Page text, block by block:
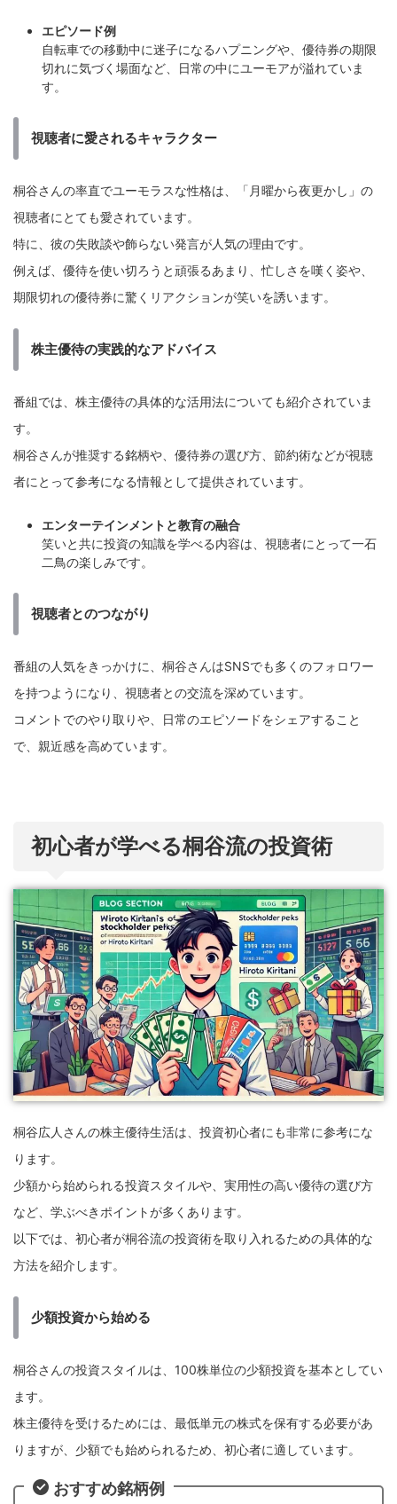
エピソード例
自転車での移動中に迷子になるハプニングや、優待券の期限
切れに気づく場面など、日常の中にユーモアが溢れていま
す。
視聴者に愛されるキャラクター
桐谷さんの率直でユーモラスな性格は、「月曜から夜更かし」の
視聴者にとても愛されています。
特に、彼の失敗談や飾らない発言が人気の理由です。
例えば、優待を使い切ろうと頑張るあまり、忙しさを嘆く姿や、
期限切れの優待券に驚くリアクションが笑いを誘います。
株主優待の実践的なアドバイス
番組では、株主優待の具体的な活用法についても紹介されていま
す。
桐谷さんが推奨する銘柄や、優待券の選び方、節約術などが視聴
者にとって参考になる情報として提供されています。
エンターテインメントと教育の融合
笑いと共に投資の知識を学べる内容は、視聴者にとって一石
二鳥の楽しみです。
視聴者とのつながり
番組の人気をきっかけに、桐谷さんはSNSでも多くのフォロワー
を持つようになり、視聴者との交流を深めています。
コメントでのやり取りや、日常のエピソードをシェアすること
で、親近感を高めています。
初心者が学べる桐谷流の投資術
桐谷広人さんの株主優待生活は、投資初心者にも非常に参考にな
ります。
少額から始められる投資スタイルや、実用性の高い優待の選び方
など、学ぶべきポイントが多くあります。
以下では、初心者が桐谷流の投資術を取り入れるための具体的な
方法を紹介します。
少額投資から始める
桐谷さんの投資スタイルは、100株単位の少額投資を基本としてい
ます。
株主優待を受けるためには、最低単元の株式を保有する必要があ
りますが、少額でも始められるため、初心者に適しています。
おすすめ銘柄例